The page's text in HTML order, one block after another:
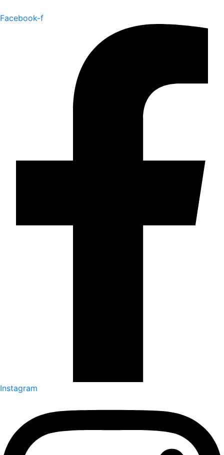
Facebook-f
Instagram